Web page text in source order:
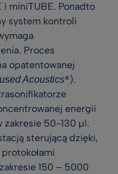
i miniTUBE. Ponadto
system kontroli
Proces
opatentowanej
Acoustics®).
energii
zakresie 50-130 µl.
sterującą dzięki,
150 – 5000